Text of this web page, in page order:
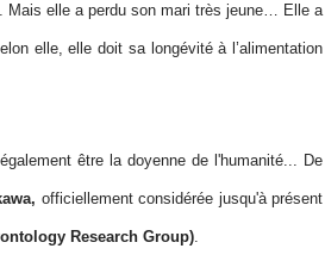
Mais elle a perdu son mari très jeune… Elle a
elle, elle doit sa longévité à l’alimentation
être la doyenne de l'humanité... De
officiellement considérée jusqu'à présent
Research Group).